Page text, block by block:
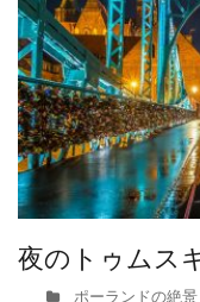
夜のトゥム
ポーランドの絶